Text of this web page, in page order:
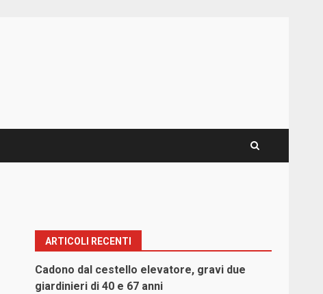
ARTICOLI RECENTI
Cadono dal cestello elevatore, gravi due
giardinieri di 40 e 67 anni